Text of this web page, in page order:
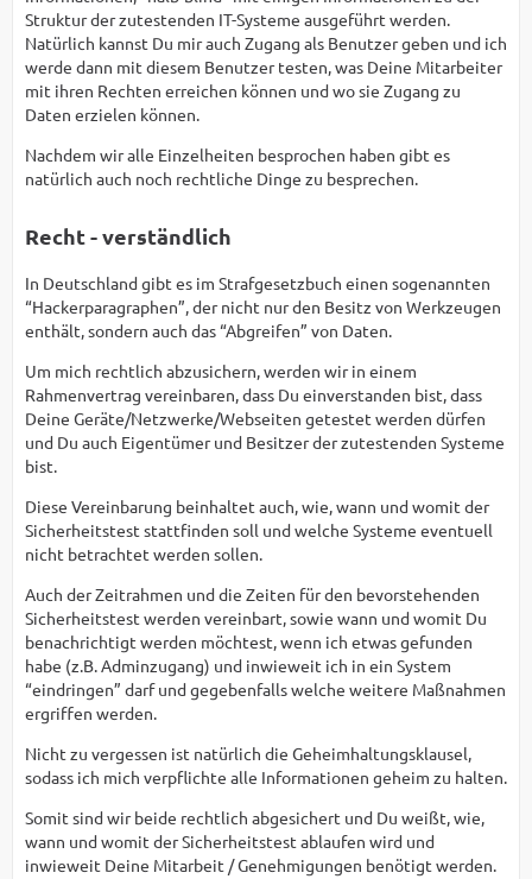
Struktur der zutestenden IT-Systeme ausgeführt werden.
Natürlich kannst Du mir auch Zugang als Benutzer geben und ich
werde dann mit diesem Benutzer testen, was Deine Mitarbeiter
mit ihren Rechten erreichen können und wo sie Zugang zu
Daten erzielen können.
Nachdem wir alle Einzelheiten besprochen haben gibt es
natürlich auch noch rechtliche Dinge zu besprechen.
Recht - verständlich
In Deutschland gibt es im Strafgesetzbuch einen sogenannten
“Hackerparagraphen”, der nicht nur den Besitz von Werkzeugen
enthält, sondern auch das “Abgreifen” von Daten.
Um mich rechtlich abzusichern, werden wir in einem
Rahmenvertrag vereinbaren, dass Du einverstanden bist, dass
Deine Geräte/Netzwerke/Webseiten getestet werden dürfen
und Du auch Eigentümer und Besitzer der zutestenden Systeme
bist.
Diese Vereinbarung beinhaltet auch, wie, wann und womit der
Sicherheitstest stattfinden soll und welche Systeme eventuell
nicht betrachtet werden sollen.
Auch der Zeitrahmen und die Zeiten für den bevorstehenden
Sicherheitstest werden vereinbart, sowie wann und womit Du
benachrichtigt werden möchtest, wenn ich etwas gefunden
habe (z.B. Adminzugang) und inwieweit ich in ein System
“eindringen” darf und gegebenfalls welche weitere Maßnahmen
ergriffen werden.
Nicht zu vergessen ist natürlich die Geheimhaltungsklausel,
sodass ich mich verpflichte alle Informationen geheim zu halten.
Somit sind wir beide rechtlich abgesichert und Du weißt, wie,
wann und womit der Sicherheitstest ablaufen wird und
inwieweit Deine Mitarbeit / Genehmigungen benötigt werden.